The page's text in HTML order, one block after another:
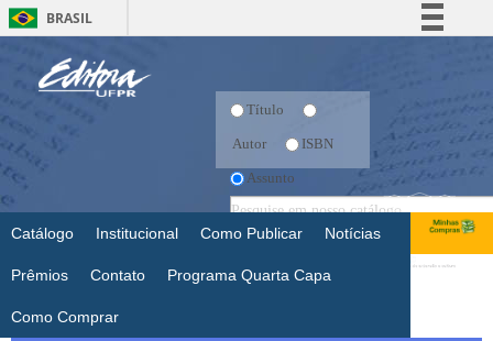
BRASIL
Acesso à informação
Legislação
Canais
Título
Autor ISBN
Assunto
Catálogo Institucional Como Publicar Notícias
Prêmios Contato Programa Quarta Capa
Como Comprar